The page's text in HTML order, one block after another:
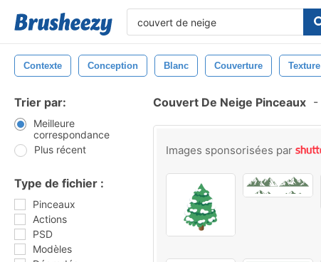
Contexte Conception Blanc Couverture Texture
Trier par:
Meilleure
correspondance
Plus récent
Type de fichier :
Pinceaux
Actions
PSD
Modèles
Couvert De Neige Pinceaux -
Images sponsorisées par